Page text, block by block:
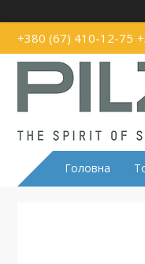
+380 (67) 410-12-75
Головна